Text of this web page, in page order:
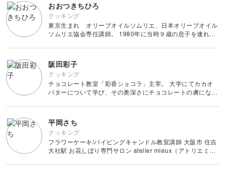
おおつきちひろ
クッキング
東京生まれ オリーブオイルソムリエ、日本オリーブオイル
ソムリエ協会専任講師。 1980年に当時９歳の息子を連れて
得。現在までのスペイン渡航回数は１５０回を超える。食文
化、歴史、祭りをテーマ
阪田彩子
クッキング
チョコレート教室「彩香ショコラ」主宰。 大学にてカカオ
バターについて学び、その奥深さにチョコレートの虜にな
ショコラティエから学んだ、美味しくて美しい、ボンボンシ
ョコラのレッスンを愛知県
平岡さち
クッキング
フラワーケーキ/パイピングキャンドル教室講師 大阪市 住吉
大社駅 お花しぼり専門サロン atelier mieux（アトリエミュ
とときめく可愛いお花に変身